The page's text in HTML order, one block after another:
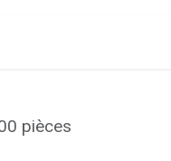
Viticultures /
pièces